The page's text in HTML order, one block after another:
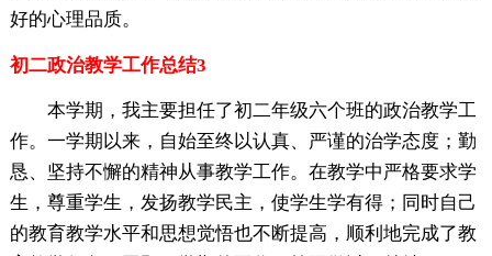
好的心理品质。
初二政治教学工作总结3
本学期，我主要担任了初二年级六个班的政治教学工
作。一学期以来，自始至终以认真、严谨的治学态度；勤
恳、坚持不懈的精神从事教学工作。在教学中严格要求学
生，尊重学生，发扬教学民主，使学生学有得；同时自己
的教育教学水平和思想觉悟也不断提高，顺利地完成了教